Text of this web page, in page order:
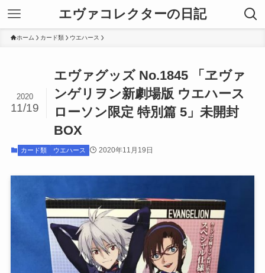
エヴァコレクターの日記
ホーム カード類 ウエハース
エヴァグッズ No.1845 「ヱヴァ
ンゲリヲン新劇場版 ウエハース
ローソン限定 特別篇 5」未開封
BOX
2020
11/19
カード類 ウエハース 2020年11月19日